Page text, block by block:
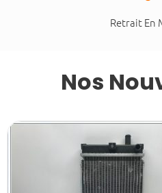
Retrait En
Nos